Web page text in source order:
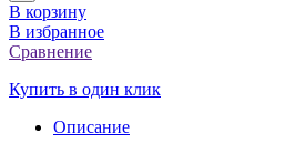
В корзину
В избранное
Сравнение
Купить в один клик
Описание